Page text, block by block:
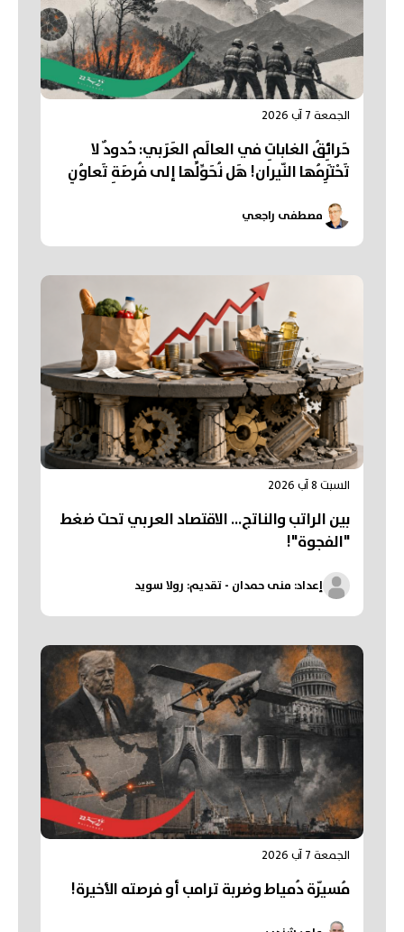
الجمعة 7 آب 2026
حَرائِقُ الغاباتِ في العالَمِ العَرَبي: حُدودٌ لا
تَحْتَرِمُها النّيران! هَل نُحَوِّلُها إلى فُرصَةِ تَعاوُنٍ
مصطفى راجعي
السبت 8 آب 2026
بين الراتب والناتج… الاقتصاد العربي تحت ضغط
"الفجوة"!
إعداد: منى حمدان - تقديم: رولا سويد
الجمعة 7 آب 2026
مُسيّرة دُمياط وضربة ترامب أو فرصته الأخيرة!